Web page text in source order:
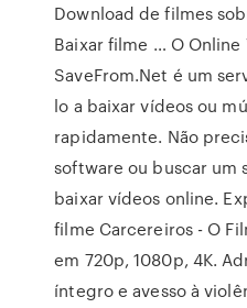
Download de filmes
Baixar filme … O
SaveFrom.Net é um
lo a baixar vídeos ou
rapidamente. Não
software ou buscar um
baixar vídeos online.
filme Carcereiros - O
em 720p, 1080p, 4K.
íntegro e avesso à